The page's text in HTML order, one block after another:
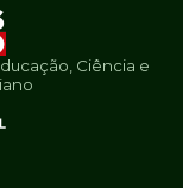
Ciência e